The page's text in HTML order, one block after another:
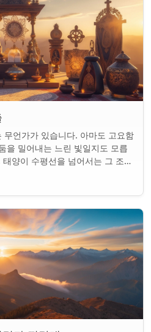
무언가가 있습니다. 아마도 고요함
을 밀어내는 느린 빛일지도 모릅
양이 수평선을 넘어서는 그 조용
이었...